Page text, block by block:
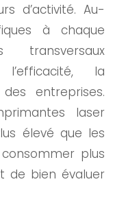
d’activité. Au-
à chaque
transversaux
la
entreprises.
laser
élevé que les
plus
de bien évaluer